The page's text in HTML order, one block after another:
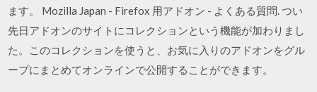
ます。 Mozilla Japan - Firefox 用アドオン - よくある質問. つい
先日アドオンのサイトにコレクションという機能が加わりまし
た。このコレクションを使うと、お気に入りのアドオンをグル
ープにまとめてオンラインで公開することができます。